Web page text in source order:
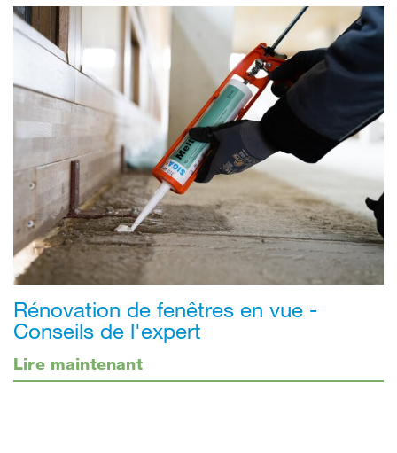
Rénovation de fenêtres en vue -
Conseils de l'expert
Lire maintenant